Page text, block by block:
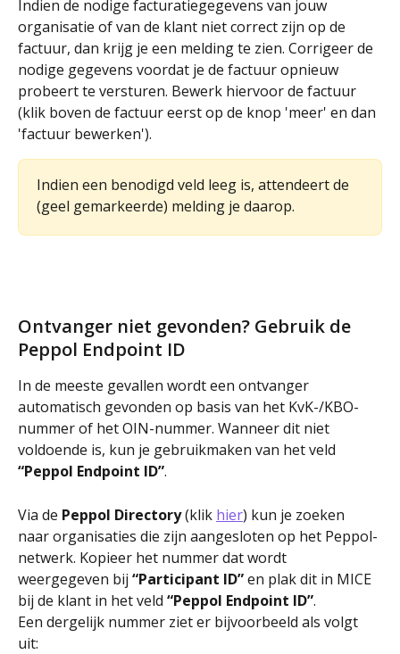
Indien de nodige facturatiegegevens van jouw
organisatie of van de klant niet correct zijn op de
factuur, dan krijg je een melding te zien. Corrigeer de
nodige gegevens voordat je de factuur opnieuw
probeert te versturen. Bewerk hiervoor de factuur
(klik boven de factuur eerst op de knop 'meer' en dan
'factuur bewerken').
Indien een benodigd veld leeg is, attendeert de
(geel gemarkeerde) melding je daarop.
Ontvanger niet gevonden? Gebruik de
Peppol Endpoint ID
In de meeste gevallen wordt een ontvanger
automatisch gevonden op basis van het KvK-/KBO-
nummer of het OIN-nummer. Wanneer dit niet
voldoende is, kun je gebruikmaken van het veld
“Peppol Endpoint ID”.
Via de Peppol Directory (klik hier) kun je zoeken
naar organisaties die zijn aangesloten op het Peppol-
netwerk. Kopieer het nummer dat wordt
weergegeven bij “Participant ID” en plak dit in MICE
bij de klant in het veld “Peppol Endpoint ID”.
Een dergelijk nummer ziet er bijvoorbeeld als volgt
uit: